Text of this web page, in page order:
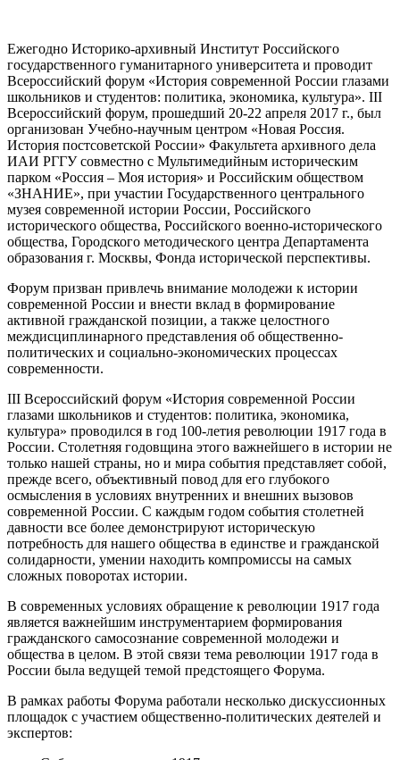
Ежегодно Историко-архивный Институт Российского
государственного гуманитарного университета и проводит
Всероссийский форум «История современной России глазами
школьников и студентов: политика, экономика, культура». III
Всероссийский форум, прошедший 20-22 апреля 2017 г., был
организован Учебно-научным центром «Новая Россия.
История постсоветской России» Факультета архивного дела
ИАИ РГГУ совместно с Мультимедийным историческим
парком «Россия – Моя история» и Российским обществом
«ЗНАНИЕ», при участии Государственного центрального
музея современной истории России, Российского
исторического общества, Российского военно-исторического
общества, Городского методического центра Департамента
образования г. Москвы, Фонда исторической перспективы.
Форум призван привлечь внимание молодежи к истории
современной России и внести вклад в формирование
активной гражданской позиции, а также целостного
междисциплинарного представления об общественно-
политических и социально-экономических процессах
современности.
III Всероссийский форум «История современной России
глазами школьников и студентов: политика, экономика,
культура» проводился в год 100-летия революции 1917 года в
России. Столетняя годовщина этого важнейшего в истории не
только нашей страны, но и мира события представляет собой,
прежде всего, объективный повод для его глубокого
осмысления в условиях внутренних и внешних вызовов
современной России. С каждым годом события столетней
давности все более демонстрируют историческую
потребность для нашего общества в единстве и гражданской
солидарности, умении находить компромиссы на самых
сложных поворотах истории.
В современных условиях обращение к революции 1917 года
является важнейшим инструментарием формирования
гражданского самосознание современной молодежи и
общества в целом. В этой связи тема революции 1917 года в
России была ведущей темой предстоящего Форума.
В рамках работы Форума работали несколько дискуссионных
площадок с участием общественно-политических деятелей и
экспертов: